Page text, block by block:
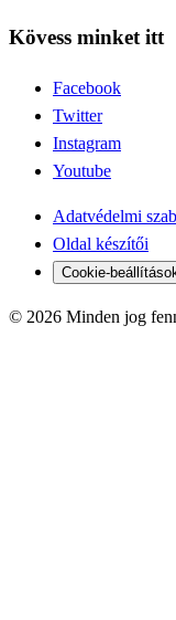
Kövess minket itt
Facebook
Twitter
Instagram
Youtube
Adatvédelmi
Oldal készítői
Cookie-
© 2026 Minden jog